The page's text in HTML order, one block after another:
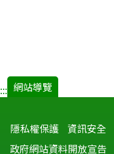
::: 網站導覽
隱私權保護 資訊安全
政府網站資料開放宣告